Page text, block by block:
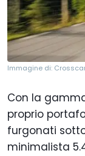
Immagine di:
Con la
proprio
furgonati
minimalista